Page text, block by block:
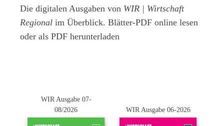
Die digitalen Ausgaben von WIR | Wirtschaft
Regional im Überblick. Blätter-PDF online lesen
oder als PDF herunterladen
WIR Ausgabe 07-
08/2026
WIR Ausgabe 06-2026